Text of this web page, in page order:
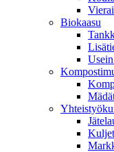
Biokaasu